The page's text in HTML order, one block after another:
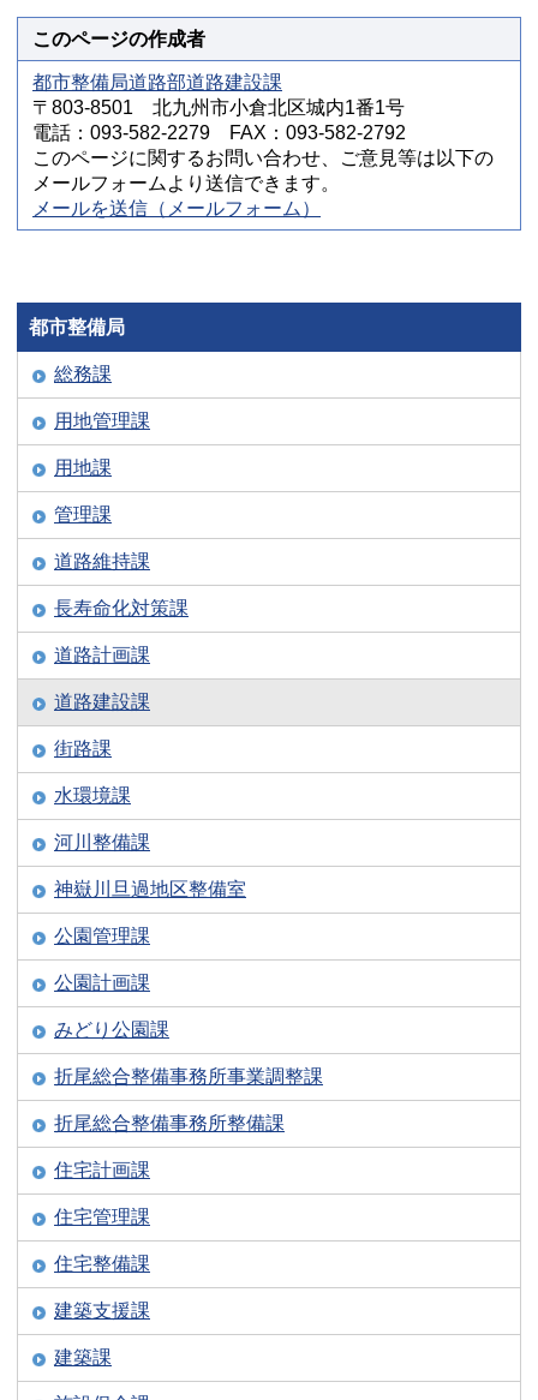
このページの作成者
都市整備局道路部道路建設課
〒803-8501 北九州市小倉北区城内1番1号
電話：093-582-2279 FAX：093-582-2792
このページに関するお問い合わせ、ご意見等は以下の
メールフォームより送信できます。
メールを送信（メールフォーム）
都市整備局
総務課
用地管理課
用地課
管理課
道路維持課
長寿命化対策課
道路計画課
道路建設課
街路課
水環境課
河川整備課
神嶽川旦過地区整備室
公園管理課
公園計画課
みどり公園課
折尾総合整備事務所事業調整課
折尾総合整備事務所整備課
住宅計画課
住宅管理課
住宅整備課
建築支援課
建築課